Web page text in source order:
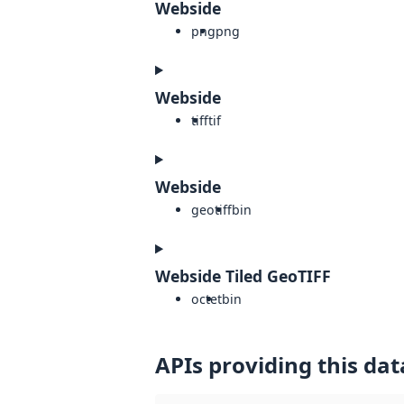
Webside
pngpng
Webside
tifftif
Webside
geotiffbin
Webside Tiled GeoTIFF
octetbin
APIs providing this